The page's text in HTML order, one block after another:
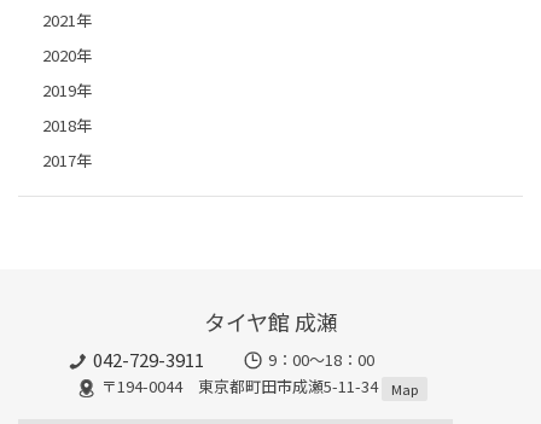
2021年
2020年
2019年
2018年
2017年
タイヤ館 成瀬
042-729-3911
9：00～18：00
〒194-0044 東京都町田市成瀬5-11-34
Map